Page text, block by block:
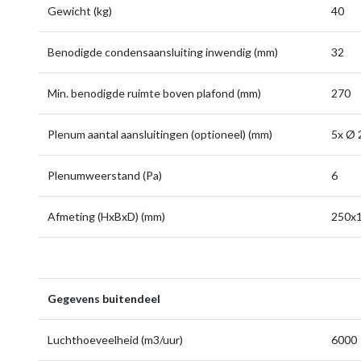
Gewicht (kg) 40
Benodigde condensaansluiting inwendig (mm) 32
Min. benodigde ruimte boven plafond (mm) 270
Plenum aantal aansluitingen (optioneel) (mm) 5x Ø
Plenumweerstand (Pa) 6
Afmeting (HxBxD) (mm)
Gegevens buitendeel
Luchthoeveelheid (m3/uur) 6000